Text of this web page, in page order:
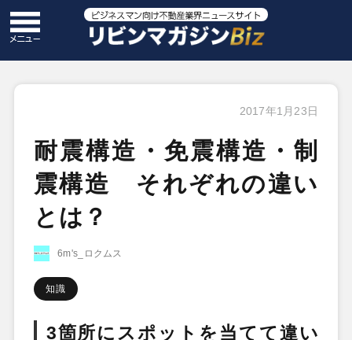
2017年1月23日
耐震構造・免震構造・制
震構造 それぞれの違い
とは？
6m's_ロクムス
知識
3箇所にスポットを当てて違い